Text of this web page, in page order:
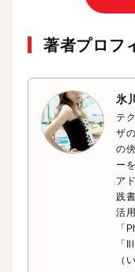
著者プロフ
氷
テ
ザ
の
ー
ア
践
活
「
「
（